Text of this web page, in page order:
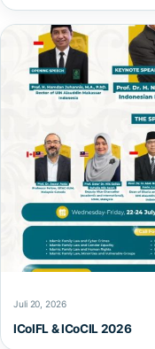
Juli 20, 2026
ICoIFL & ICoCIL 2026